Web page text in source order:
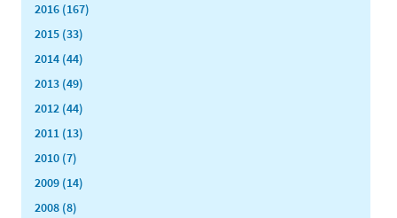
2016 (167)
2015 (33)
2014 (44)
2013 (49)
2012 (44)
2011 (13)
2010 (7)
2009 (14)
2008 (8)